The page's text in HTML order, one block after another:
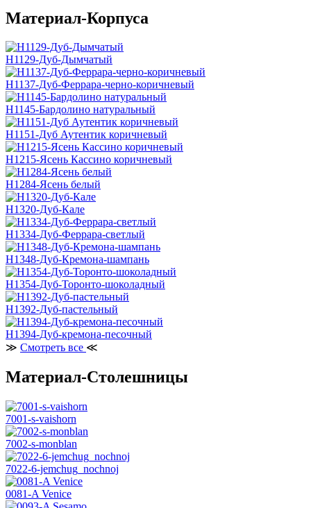
Материал-Корпуса
H1129-Дуб-Дымчатый
H1137-Дуб-Феррара-черно-коричневый
H1145-Бардолино натуральный
H1151-Дуб Аутентик коричневый
H1215-Ясень Кассино коричневый
H1284-Ясень белый
H1320-Дуб-Кале
H1334-Дуб-Феррара-светлый
H1348-Дуб-Кремона-шампань
H1354-Дуб-Торонто-шоколадный
H1392-Дуб-пастельный
H1394-Дуб-кремона-песочный
≫ Смотреть все ≪
Материал-Столешницы
7001-s-vaishorn
7002-s-monblan
7022-6-jemchug_nochnoj
0081-A Venice